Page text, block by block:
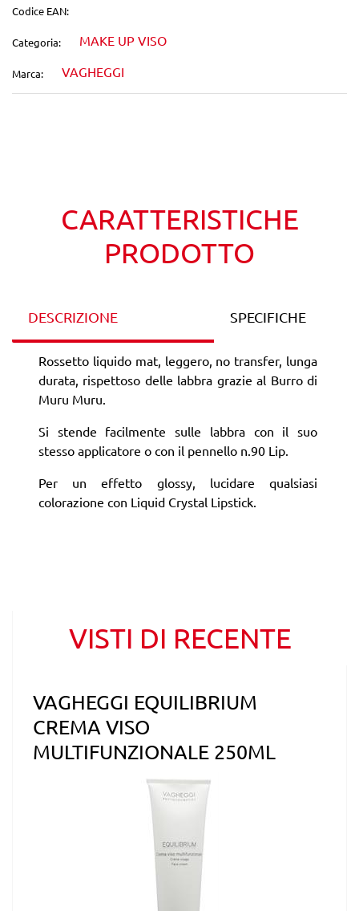
Codice EAN:
Categoria: MAKE UP VISO
Marca: VAGHEGGI
CARATTERISTICHE
PRODOTTO
DESCRIZIONE SPECIFICHE
Rossetto liquido mat, leggero, no transfer, lunga
durata, rispettoso delle labbra grazie al Burro di
Muru Muru.
Si stende facilmente sulle labbra con il suo
stesso applicatore o con il pennello n.90 Lip.
Per un effetto glossy, lucidare qualsiasi
colorazione con Liquid Crystal Lipstick.
VISTI DI RECENTE
VAGHEGGI EQUILIBRIUM
CREMA VISO
MULTIFUNZIONALE 250ML